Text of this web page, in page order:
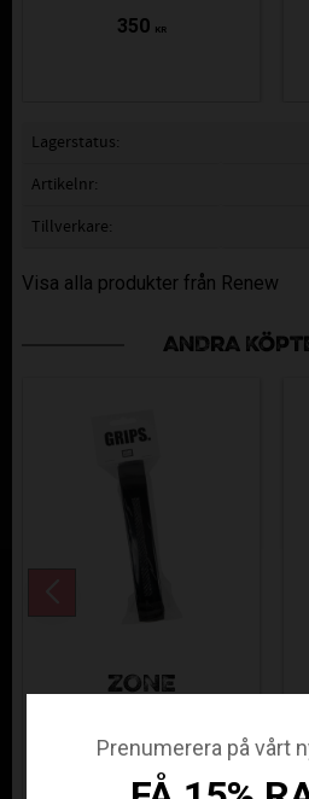
350 KR
Lagerstatus
Artikelnr
Tillverkare
Visa alla produkter från Renew
ANDRA
ZONE
GRIP BLACK
Prenumerera på vårt